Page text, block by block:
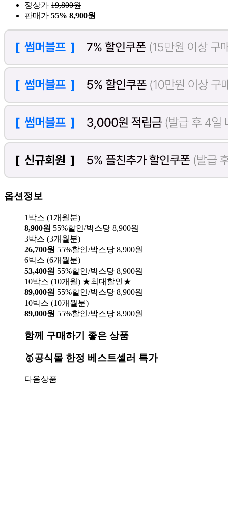
정상가 19,800원
판매가 55% 8,900원
옵션정보
1박스 (1개월분)
8,900원 55%할인/박스당 8,900원
3박스 (3개월분)
26,700원 55%할인/박스당 8,900원
6박스 (6개월분)
53,400원 55%할인/박스당 8,900원
10박스 (10개월) ★최대할인★
89,000원 55%할인/박스당 8,900원
10박스 (10개월분)
89,000원 55%할인/박스당 8,900원
함께 구매하기 좋은 상품
🥇공식몰 한정 베스트셀러 특가
다음상품